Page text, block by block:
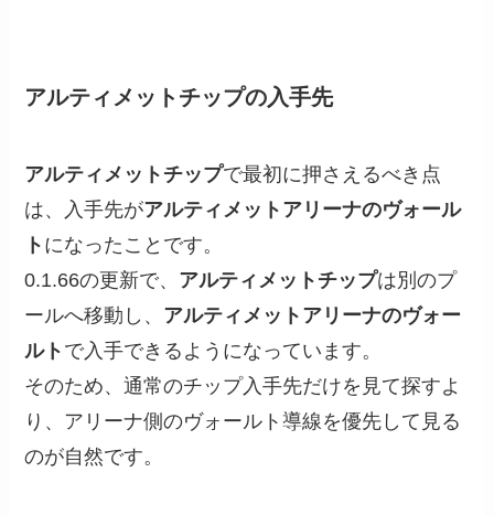
アルティメットチップの入手先
アルティメットチップで最初に押さえるべき点
は、入手先がアルティメットアリーナのヴォール
ト になったことです。
0.1.66の更新で、 アルティメットチップは別のプ
ールへ移動し、 アルティメットアリーナのヴォー
ルト で入手できるようになっています。
そのため、通常のチップ入手先だけを見て探すよ
り、アリーナ側のヴォールト導線を優先して見る
のが自然です。